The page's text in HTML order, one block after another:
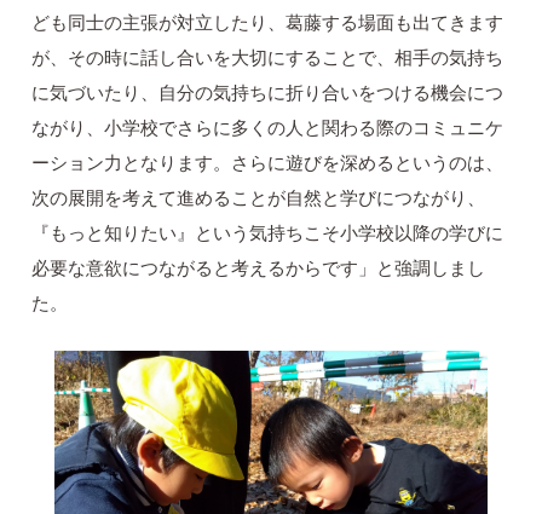
ども同士の主張が対立したり、葛藤する場面も出てきます
が、その時に話し合いを大切にすることで、相手の気持ち
に気づいたり、自分の気持ちに折り合いをつける機会につ
ながり、小学校でさらに多くの人と関わる際のコミュニケ
ーション力となります。さらに遊びを深めるというのは、
次の展開を考えて進めることが自然と学びにつながり、
『もっと知りたい』という気持ちこそ小学校以降の学びに
必要な意欲につながると考えるからです」と強調しまし
た。